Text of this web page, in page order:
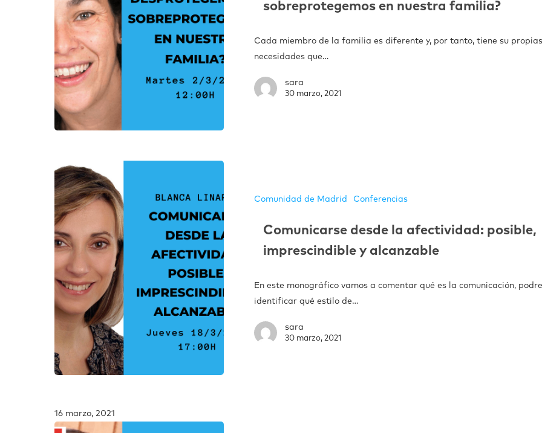
sobreprotegemos en nuestra familia?
Cada miembro de la familia es diferente y, por tanto, tiene su
necesidades que…
sara
30 marzo, 2021
Comunidad de Madrid Conferencias
Comunicarse desde la afectividad: posible,
imprescindible y alcanzable
En este monográfico vamos a comentar qué es la comunicación,
identificar qué estilo de…
sara
30 marzo, 2021
16 marzo, 2021